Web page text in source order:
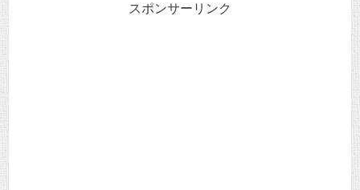
スポンサーリンク